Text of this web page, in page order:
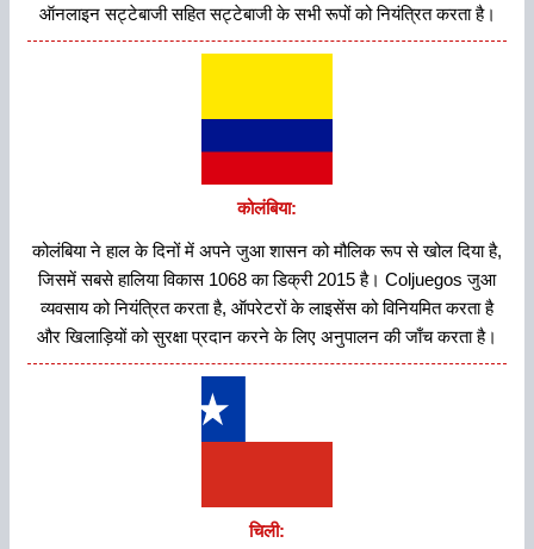
ऑनलाइन सट्टेबाजी सहित सट्टेबाजी के सभी रूपों को नियंत्रित करता है।
कोलंबिया:
कोलंबिया ने हाल के दिनों में अपने जुआ शासन को मौलिक रूप से खोल दिया है,
जिसमें सबसे हालिया विकास 1068 का डिक्री 2015 है। Coljuegos जुआ
व्यवसाय को नियंत्रित करता है, ऑपरेटरों के लाइसेंस को विनियमित करता है
और खिलाड़ियों को सुरक्षा प्रदान करने के लिए अनुपालन की जाँच करता है।
चिली: